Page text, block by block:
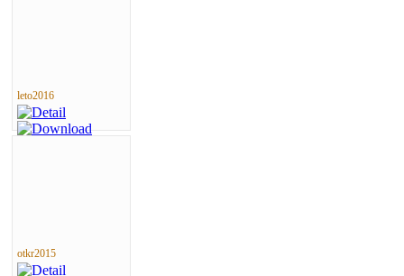
leto2016
otkr2015